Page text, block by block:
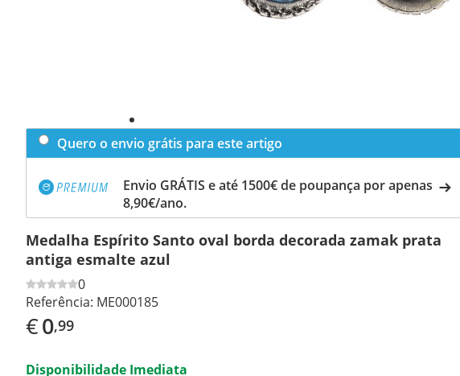
Quero o envio grátis para este artigo
Envio GRÁTIS e até 1500€ de poupança por apenas
8,90€/ano.
Medalha Espírito Santo oval borda decorada zamak prata
antiga esmalte azul
0
Referência: ME000185
€0,99
Disponibilidade Imediata